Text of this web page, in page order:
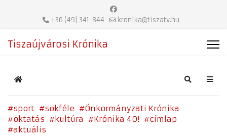
+36 (49) 341-844 kronika@tiszatv.hu
Tiszaújvárosi Krónika
Home Search
sport sokféle
Önkormányzati Krónika
oktatás
kultúra Krónika 40!
címlap
aktuális